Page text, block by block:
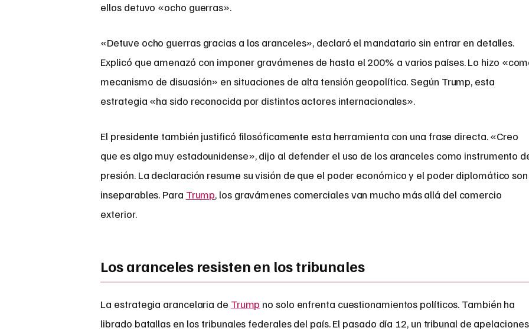
ellos detuvo «ocho guerras».
«Detuve ocho guerras gracias a los aranceles», declaró el mandatario sin entrar en detalles.
Explicó que amenazó con imponer gravámenes de hasta el 200% a varios países. Lo hizo
mecanismo de disuasión» en situaciones de alta tensión geopolítica. Según Trump, esta
estrategia «ha sido reconocida por distintos actores internacionales».
El presidente también justificó filosóficamente esta herramienta con una frase directa. «Creo
que es algo muy estadounidense», dijo al defender el uso de los aranceles como instrumento
presión. La declaración resume su visión de que el poder económico y el poder diplomático son
inseparables. Para Trump, los gravámenes comerciales van mucho más allá del comercio
exterior.
Los aranceles resisten en los tribunales
La estrategia arancelaria de Trump no solo enfrenta cuestionamientos políticos. También ha
librado batallas en los tribunales federales del país. El pasado día 12, un tribunal de apelaciones